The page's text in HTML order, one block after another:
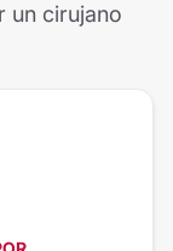
un cirujano